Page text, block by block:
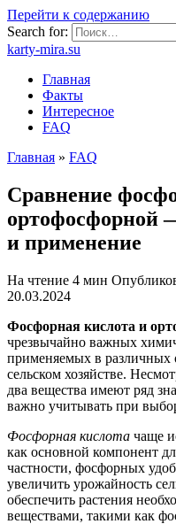
Перейти к содержанию
Search for:
karty-mira.su
Главная
Факты
Интересное
FAQ
Главная » FAQ
Сравнение
ортофосфорной
и применение
На чтение 4 мин
20.03.2024
Фосфорная кислота и
чрезвычайно важных
применяемых в различных
сельском хозяйстве.
два вещества имеют ряд
важно учитывать при
Фосфорная кислота чаще
как основной компонент
частности, фосфорных
увеличить урожайность
обеспечить растения
веществами, такими как